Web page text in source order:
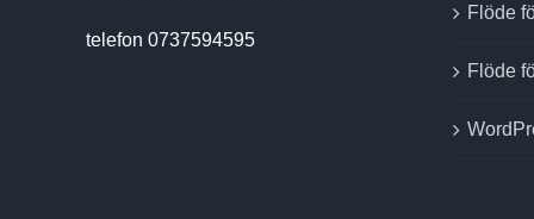
telefon 0737594595
Flöde
Flöde